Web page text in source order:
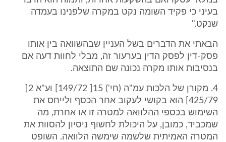
בעיני כי פקיד השומה נקט במקרה שלפנינו בעמדה
שנקט."
הבאתי את הדברים בשל העניין שבהשוואה בין אותו
פסק-דין לפסק הדין בערעור זה, מבלי לחוות דעה אם
בנסיבות אותו מקרה נכונה שם התוצאה.
425/79] הוא בקושי לעקוב אחר הכסף ולייחס את
השימוש בכספי ההלוואה למטרה זו או אחרת, מה
שמכביד, כמובן, על היכולת לחשוף ניסיון להסוות את
המטרה האמיתית שלשמה שימשה הלוואה. השופט